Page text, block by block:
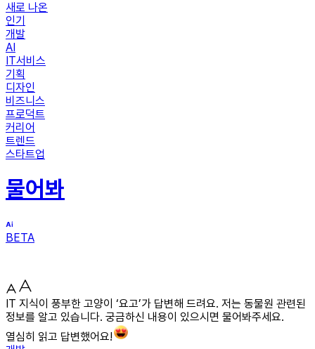
새로 나온
인기
개발
AI
IT서비스
기획
디자인
비즈니스
프로덕트
커리어
트렌드
스타트업
물어봐
BETA
IT 지식이 풍부한 고양이 ‘요고’가 답변해 드려요. 저는 동물원 관련된
정보를 알고 있습니다. 궁금하신 내용이 있으시면 물어봐주세요.
열심히 읽고 답변했어요!